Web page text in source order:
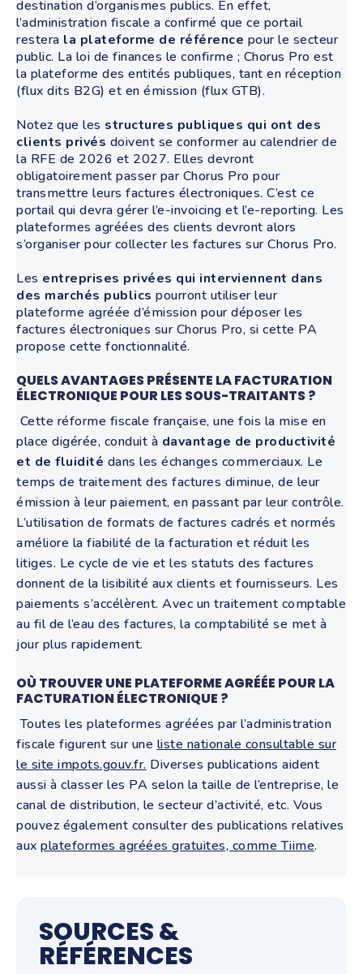
destination d’organismes publics. En effet,
l’administration fiscale a confirmé que ce portail
restera la plateforme de référence pour le secteur
public. La loi de finances le confirme ; Chorus Pro est
la plateforme des entités publiques, tant en réception
(flux dits B2G) et en émission (flux GTB).
Notez que les structures publiques qui ont des
clients privés doivent se conformer au calendrier de
la RFE de 2026 et 2027. Elles devront
obligatoirement passer par Chorus Pro pour
transmettre leurs factures électroniques. C’est ce
portail qui devra gérer l’e-invoicing et l’e-reporting. Les
plateformes agréées des clients devront alors
s’organiser pour collecter les factures sur Chorus Pro.
Les entreprises privées qui interviennent dans
des marchés publics pourront utiliser leur
plateforme agréée d’émission pour déposer les
factures électroniques sur Chorus Pro, si cette PA
propose cette fonctionnalité.
QUELS AVANTAGES PRÉSENTE LA FACTURATION
ÉLECTRONIQUE POUR LES SOUS-TRAITANTS ?
Cette réforme fiscale française, une fois la mise en
place digérée, conduit à davantage de productivité
et de fluidité dans les échanges commerciaux. Le
temps de traitement des factures diminue, de leur
émission à leur paiement, en passant par leur contrôle.
L’utilisation de formats de factures cadrés et normés
améliore la fiabilité de la facturation et réduit les
litiges. Le cycle de vie et les statuts des factures
donnent de la lisibilité aux clients et fournisseurs. Les
paiements s’accélèrent. Avec un traitement comptable
au fil de l’eau des factures, la comptabilité se met à
jour plus rapidement.
OÙ TROUVER UNE PLATEFORME AGRÉÉE POUR LA
FACTURATION ÉLECTRONIQUE ?
Toutes les plateformes agréées par l’administration
fiscale figurent sur une liste nationale consultable sur
le site impots.gouv.fr. Diverses publications aident
aussi à classer les PA selon la taille de l’entreprise, le
canal de distribution, le secteur d’activité, etc. Vous
pouvez également consulter des publications relatives
aux plateformes agréées gratuites, comme Tiime.
SOURCES &
RÉFÉRENCES